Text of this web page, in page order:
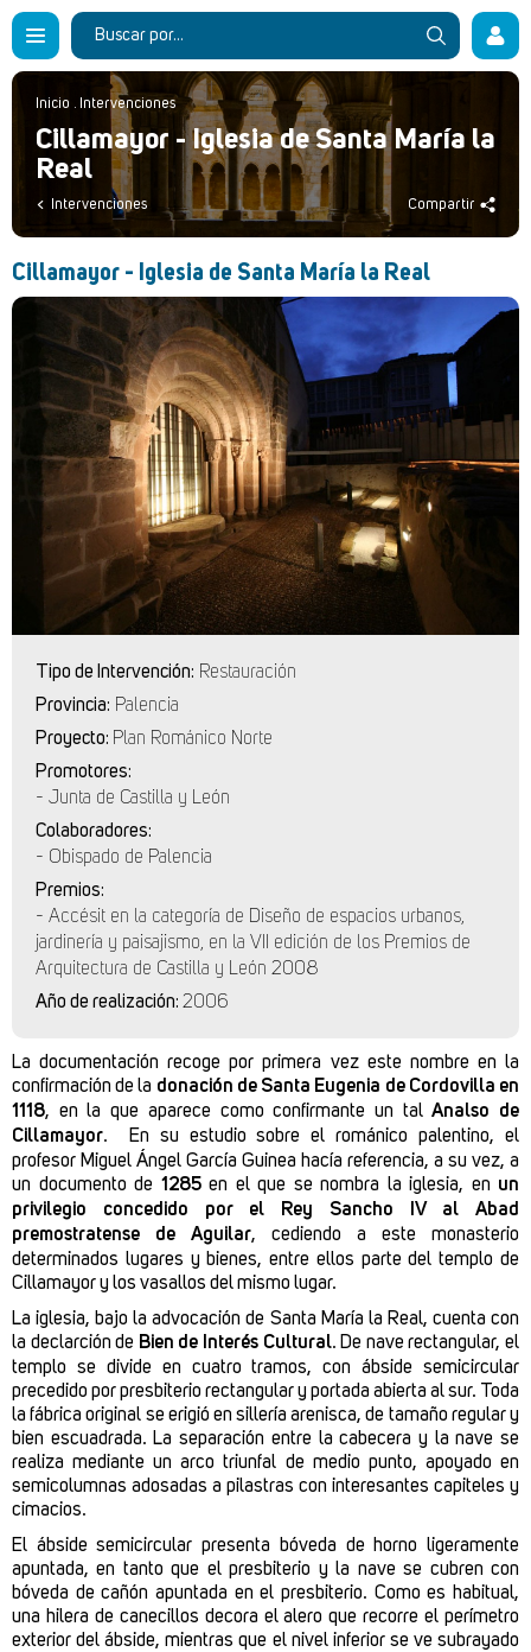
Inicio . Intervenciones
Cillamayor - Iglesia de Santa María la
Real
Intervenciones Compartir
Cillamayor - Iglesia de Santa María la Real
Tipo de Intervención: Restauración
Provincia: Palencia
Proyecto: Plan Románico Norte
Promotores:
- Junta de Castilla y León
Colaboradores:
- Obispado de Palencia
Premios:
- Accésit en la categoría de Diseño de espacios urbanos,
jardinería y paisajismo, en la VII edición de los Premios de
Arquitectura de Castilla y León 2008
Año de realización: 2006
La documentación recoge por primera vez este nombre en la
confirmación de la donación de Santa Eugenia de Cordovilla en
1118, en la que aparece como confirmante un talAnalso de
Cillamayor. En su estudio sobre el románico palentino, el
profesor Miguel Ángel García Guinea hacía referencia, a su vez, a
un documento de 1285en el que se nombra la iglesia, en un
privilegio concedido por el Rey Sancho IV al Abad
premostratense de Aguilar, cediendo a este monasterio
determinados lugares y bienes, entre ellos parte del templo de
Cillamayor y los vasallos del mismo lugar.
La iglesia, bajo la advocación de Santa María la Real, cuenta con
la declarción de Bien de Interés Cultural. De nave rectangular, el
templo se divide en cuatro tramos, con ábside semicircular
precedido por presbiterio rectangular y portada abierta al sur. Toda
la fábrica original se erigió en sillería arenisca, de tamaño regular y
bien escuadrada. La separación entre la cabecera y la nave se
realiza mediante un arco triunfal de medio punto, apoyado en
semicolumnas adosadas a pilastras con interesantes capiteles y
cimacios.
El ábside semicircular presenta bóveda de horno ligeramente
apuntada, en tanto que el presbiterio y la nave se cubren con
bóveda de cañón apuntada en el presbiterio. Como es habitual,
una hilera de canecillos decora el alero que recorre el perímetro
exterior del ábside, mientras que el nivel inferior se ve subrayado